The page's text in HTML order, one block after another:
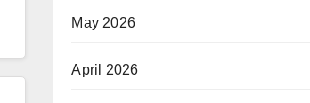
May 2026
April 2026